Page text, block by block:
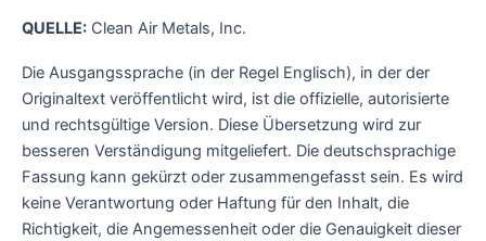
QUELLE: Clean Air Metals, Inc.
Die Ausgangssprache (in der Regel Englisch), in der der
Originaltext veröffentlicht wird, ist die offizielle, autorisierte
und rechtsgültige Version. Diese Übersetzung wird zur
besseren Verständigung mitgeliefert. Die deutschsprachige
Fassung kann gekürzt oder zusammengefasst sein. Es wird
keine Verantwortung oder Haftung für den Inhalt, die
Richtigkeit, die Angemessenheit oder die Genauigkeit dieser